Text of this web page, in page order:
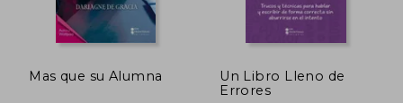
Mas que su Alumna
Un Libro Lleno de
Errores